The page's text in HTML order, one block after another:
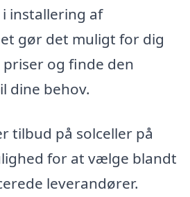
installering af
gør det muligt for dig
og finde den
dine behov.
tilbud på solceller på
for at vælge blandt
leverandører.